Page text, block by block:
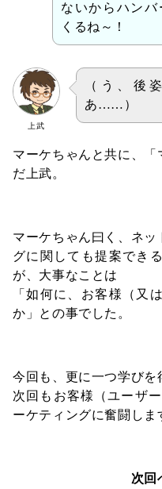
ないからハンバ
くるね～！
上武
（う、後
あ……）
マーケちゃんと共に、
だ上武。
マーケちゃん曰く、ネ
グに関しても提案でき
が、大事なことは
「如何に、お客様（又
か」との事でした。
今回も、更に一つ学びを
次回もお客様（ユーザ
ーケティングに奮闘しま
次回